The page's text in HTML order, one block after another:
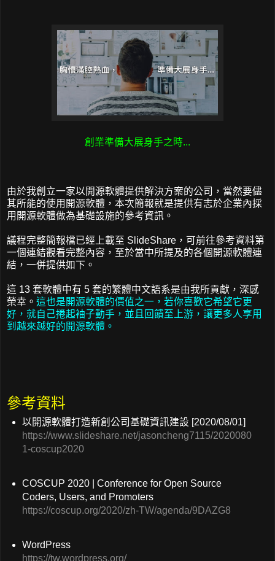
創業準備大展身手之時...
由於我創立一家以開源軟體提供解決方案的公司，當然要儘
其所能的使用開源軟體，本次簡報就是提供有志於企業內採
用開源軟體做為基礎設施的參考資訊。
議程完整簡報檔已經上載至 SlideShare，可前往參考資料第
一個連結觀看完整內容，至於當中所提及的各個開源軟體連
結，一併提供如下。
這 13 套軟體中有 5 套的繁體中文語系是由我所貢獻，深感
榮幸。 這也是開源軟體的價值之一，若你喜歡它希望它更
好，就自己捲起袖子動手，並且回饋至上游，讓更多人享用
到越來越好的開源軟體。
參考資料
以開源軟體打造新創公司基礎資訊建設 [2020/08/01]
https://www.slideshare.net/jasoncheng7115/2020080
1-coscup2020
COSCUP 2020 | Conference for Open Source
Coders, Users, and Promoters
https://coscup.org/2020/zh-TW/agenda/9DAZG8
WordPress
https://tw.wordpress.org/